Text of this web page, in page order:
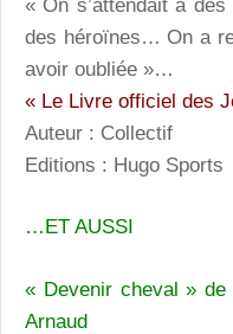
« On s’attendait à
des héroïnes… On a
avoir oubliée »…
« Le Livre officiel des
Auteur : Collectif
Editions : Hugo Sports
…ET AUSSI
« Devenir cheval » de
Arnaud